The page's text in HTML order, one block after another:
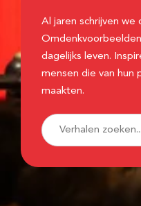
Al jaren schrijven we
dagelijks leven.
mensen die van hun
maakten.